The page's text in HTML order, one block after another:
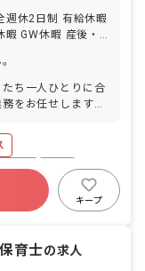
週休2日制 有給休暇
GW休暇 産後・
ち一人ひとりに合
をお任せします。
用。ガソリン代は
ポート ・レクリ
・手作りおやつな
・自立に向けた社会
からの相談対応 ・
完備
有給
産休育休制度
キープ
保育士の求人